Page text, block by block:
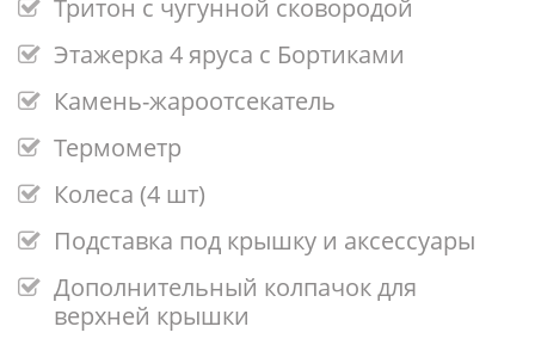
Тритон с чугунной сковородой
Этажерка 4 яруса с Бортиками
Камень-жароотсекатель
Термометр
Колеса (4 шт)
Подставка под крышку и аксессуары
Дополнительный колпачок для
верхней крышки